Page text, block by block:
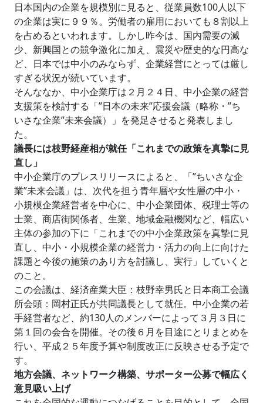
日本国内の企業を規模別に見ると、従業員数100人以下
の企業は実に９９％。労働者の雇用においても８割以上
を占めるといわれます。しかし昨今は、国内需要の減
少、新興国との競争激化に加え、震災や歴史的な円高な
ど、日本では中小のみならず、企業経営にとっては厳し
すぎる状況が続いています。
そんななか、中小企業庁は２月２４日、中小企業の経営
支援策を検討する「”日本の未来”応援会議（略称・”ち
いさな企業”未来会議）」を発足させると発表しまし
た。
議長には枝野経産相が就任「これまでの政策を真摯に見
直し」
中小企業庁のプレスリリースによると、「”ちいさな企
業”未来会議」は、次代を担う青年層や女性層の中小・
小規模企業経営者を中心に、中小企業団体、税理士等の
士業、商店街関係者、生業、地域金融機関など、幅広い
主体の参加の下に「これまでの中小企業政策を真摯に見
直し、中小・小規模企業の経営力・活力の向上に向けた
課題と今後の施策のあり方を討議し、実行」していくと
のこと。
この会議は、経済産業大臣：枝野幸男氏と日本商工会議
所会頭：岡村正氏が共同議長として就任。中小企業の若
手経営者など、約130人のメンバーによって３月３日に
第１回の会合を開催。その後６月を目途にとりまとめを
行い、平成２５年度予算や制度改正に反映させる予定で
す。
地方会議、ネットワーク構築、サポーター公募で幅広く
意見吸い上げ